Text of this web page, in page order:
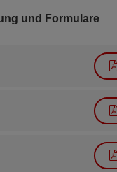
und Formulare